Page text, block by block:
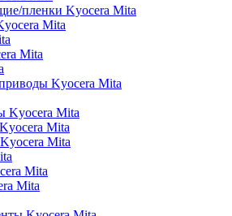
пленки Kyocera Mita
Mita
Mita
Kyocera Mita
Kyocera Mita
Mita
Mita
Mita
Mita